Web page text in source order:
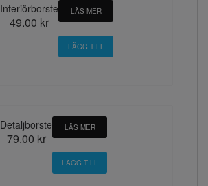
Interiörborste
49.00 kr
LÄS MER
Detaljborste
79.00 kr
LÄS MER